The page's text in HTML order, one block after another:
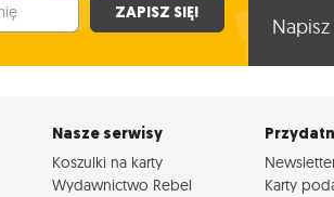
ZAPISZ SIĘ!
Nasze serwisy
Koszulki na karty
Wydawnictwo Rebel
Karty